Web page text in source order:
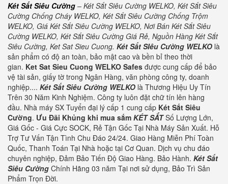
Két Sắt Siêu Cường – Két Sắt Siêu Cường WELKO, Két Sắt Siêu
Cường Chống Cháy WELKO, Két Sắt Siêu Cường Chống Trộm
WELKO, Giá Két Sắt Siêu Cường WELKO, Nơi Bán Két Sắt Siêu
Cường WELKO, Két Sắt Siêu Cường Giá Rẻ, Nguồn Hàng Két Sắt
Siêu Cường, Ket Sat Sieu Cuong. Két Sắt SIêu Cường WELKO là
sản phẩm có độ an toàn, bảo mật cao và bền bỉ theo thời
gian. Ket Sat Sieu Cuong WELKO Safes được cung cấp để bảo
vệ tài sản, giấy tờ trong Ngân Hàng, văn phòng công ty, doanh
nghiệp.... Két Sắt Siêu Cường WELKO là Thương Hiệu Uy Tín
Trên 30 Năm Kinh Nghiệm. Công ty luôn đặt chữ tín lên hàng
đầu. Nhà máy SX Tuyển đại lý cấp 1 cung cấp Két Sắt Siêu
Cường. Ưu Đãi Khủng khi mua sắm KÉT SẮTSố Lượng Lớn,
Giá Gốc - Giá Cực SOCK, Rẻ Tận Gốc Tại Nhà Máy Sản Xuất. Hỗ
Trợ Tư Vấn Tận Tình Chu Đáo 24/24. Giao Hàng Miễn Phí Toàn
Quốc, Thanh Toán Tại Nhà hoặc tại Cơ Quan. Dịch vụ chu đáo
chuyên nghiệp, Đảm Bảo Tiến Độ Giao Hàng. Bảo Hành. Két Sắt
Siêu Cường Chính Hãng 03 năm Tại nơi sử dụng, Bảo Trì Sản
Phẩm Trọn Đời.